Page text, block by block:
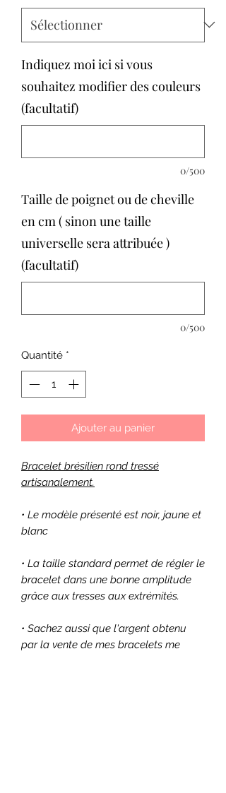
Indiquez moi ici si vous
souhaitez modifier des couleurs
(facultatif)
0/500
Taille de poignet ou de cheville
en cm ( sinon une taille
universelle sera attribuée )
(facultatif)
0/500
Quantité *
Ajouter au panier
Bracelet brésilien rond tressé
artisanalement.
• Le modèle présenté est noir, jaune et
blanc
• La taille standard permet de régler le
bracelet dans une bonne amplitude
grâce aux tresses aux extrémités.
• Sachez aussi que l'argent obtenu
par la vente de mes bracelets me